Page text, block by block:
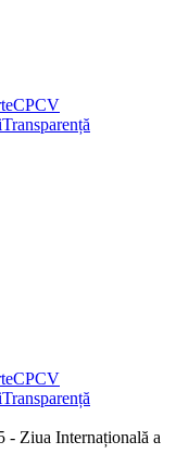
CPCV
Transparență
CPCV
Transparență
- Ziua Internațională a